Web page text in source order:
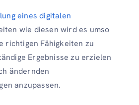
eines digitalen
wie diesen wird es umso
richtigen Fähigkeiten zu
Ergebnisse zu erzielen
ändernden
anzupassen.